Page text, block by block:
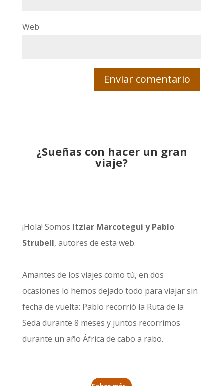
Web
¿Sueñas con hacer un gran
viaje?
¡Hola! Somos Itziar Marcotegui y Pablo
Strubell, autores de esta web.
Amantes de los viajes como tú, en dos
ocasiones lo hemos dejado todo para viajar sin
fecha de vuelta: Pablo recorrió la Ruta de la
Seda durante 8 meses y juntos recorrimos
durante un año África de cabo a rabo.